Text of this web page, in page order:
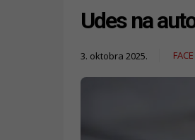
Udes na
3. oktobra 2025.